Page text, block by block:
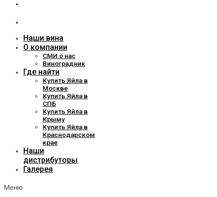
Наши вина
О компании
СМИ о нас
Виноградник
Где найти
Купить Яйла в
Москве
Купить Яйла в
СПБ
Купить Яйла в
Крыму
Купить Яйла в
Краснодарском
крае
Наши
дистрибуторы
Галерея
Меню